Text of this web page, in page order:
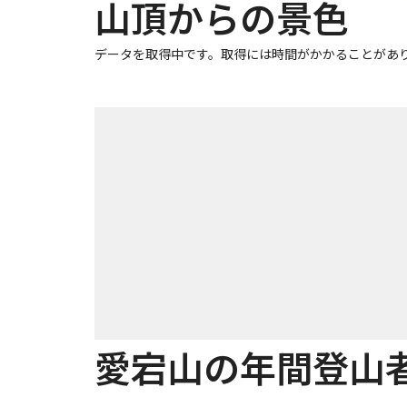
山頂からの景色
データを取得中です。取得には時間がかかることがあ
愛宕山の年間登山